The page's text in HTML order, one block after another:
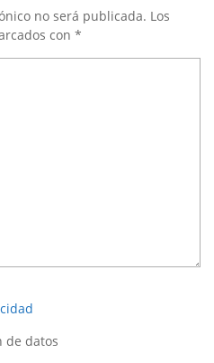
no será publicada. Los
con *
de datos